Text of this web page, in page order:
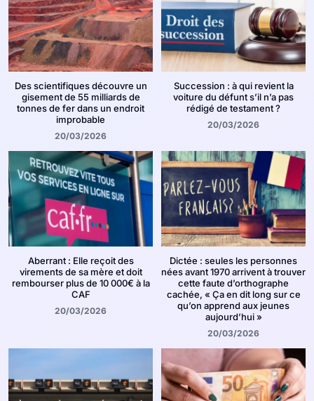
Des scientifiques découvre un
gisement de 55 milliards de
tonnes de fer dans un endroit
improbable
20/03/2026
Succession : à qui revient la
voiture du défunt s’il n’a pas
rédigé de testament ?
20/03/2026
Aberrant : Elle reçoit des
virements de sa mère et doit
rembourser plus de 10 000€ à la
CAF
20/03/2026
Dictée : seules les personnes
nées avant 1970 arrivent à trouver
cette faute d’orthographe
cachée, « Ça en dit long sur ce
qu’on apprend aux jeunes
aujourd’hui »
20/03/2026